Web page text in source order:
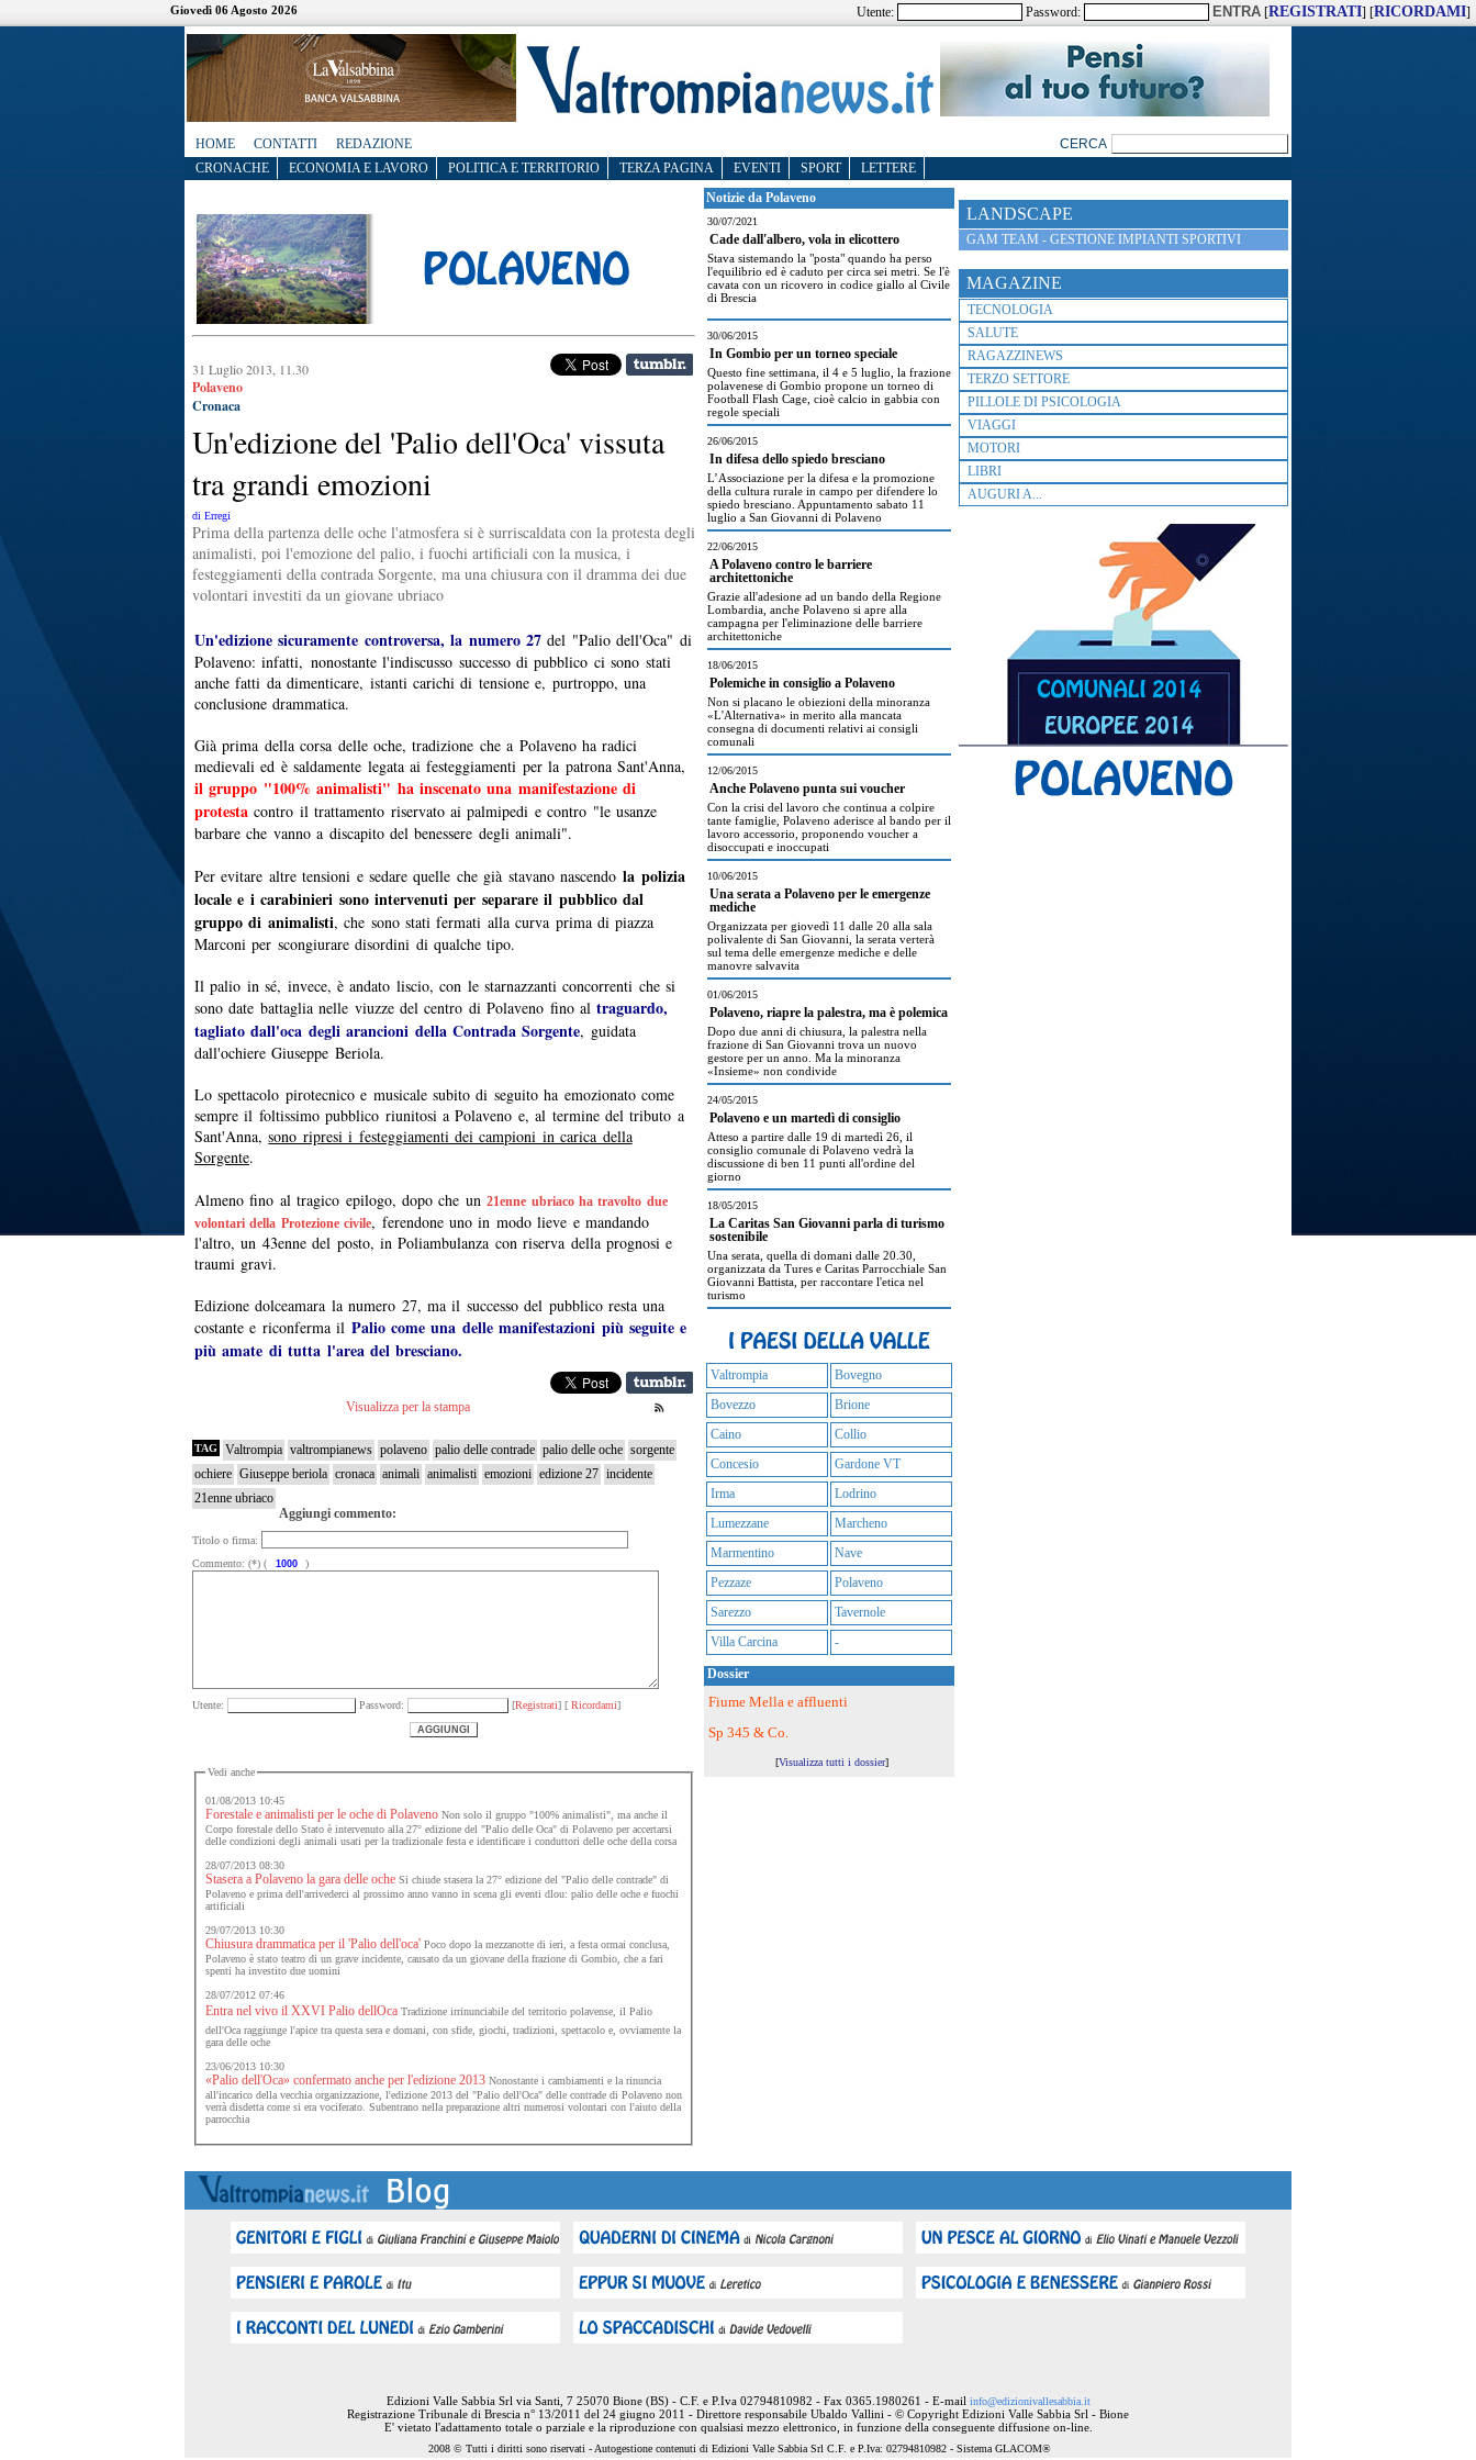
Giovedì 06 Agosto 2026 Utente: Password: [REGISTRATI] [RICORDAMI]
HOME CONTATTI
REDAZIONE
CRONACHE
ECONOMIA E LAVORO POLITICA E TERRITORIO TERZA PAGINA EVENTI SPORT LETTERE
LANDSCAPE
GAM TEAM - GESTIONE IMPIANTI SPORTIVI
MAGAZINE
TECNOLOGIA
SALUTE
RAGAZZINEWS
TERZO SETTORE
PILLOLE DI PSICOLOGIA
VIAGGI
MOTORI
LIBRI
AUGURI A...
31 Luglio 2013, 11.30
Polaveno
Cronaca
Un'edizione del 'Palio dell'Oca' vissuta
tra grandi emozioni
di Erregi
Prima della partenza delle oche l'atmosfera si è surriscaldata con la protesta degli
animalisti, poi l'emozione del palio, i fuochi artificiali con la musica, i
festeggiamenti della contrada Sorgente, ma una chiusura con il dramma dei due
volontari investiti da un giovane ubriaco
Un'edizione sicuramente controversa, la numero 27 del "Palio dell'Oca" di
Polaveno: infatti, nonostante l'indiscusso successo di pubblico ci sono stati
anche fatti da dimenticare, istanti carichi di tensione e, purtroppo, una
conclusione drammatica.
Già prima della corsa delle oche, tradizione che a Polaveno ha radici
medievali ed è saldamente legata ai festeggiamenti per la patrona Sant'Anna,
il gruppo "100% animalisti" ha inscenato una manifestazione di
protesta contro il trattamento riservato ai palmipedi e contro "le usanze
barbare che vanno a discapito del benessere degli animali".
Per evitare altre tensioni e sedare quelle che già stavano nascendo la polizia
locale e i carabinieri sono intervenuti per separare il pubblico dal
gruppo di animalisti, che sono stati fermati alla curva prima di piazza
Marconi per scongiurare disordini di qualche tipo.
Il palio in sé, invece, è andato liscio, con le starnazzanti concorrenti che si
sono date battaglia nelle viuzze del centro di Polaveno fino al traguardo,
tagliato dall'oca degli arancioni della Contrada Sorgente, guidata
dall'ochiere Giuseppe Beriola.
Lo spettacolo pirotecnico e musicale subito di seguito ha emozionato come
sempre il foltissimo pubblico riunitosi a Polaveno e, al termine del tributo a
Sant'Anna,sono ripresi i festeggiamenti dei campioni in carica della
Sorgente.
Almeno fino al tragico epilogo, dopo che un 21enne ubriaco ha travolto due
volontari della Protezione civile, ferendone uno in modo lieve e mandando
l'altro, un 43enne del posto, in Poliambulanza con riserva della prognosi e
traumi gravi.
Edizione dolceamara la numero 27, ma il successo del pubblico resta una
costante e riconferma il Palio come una delle manifestazioni più seguite e
più amate di tutta l'area del bresciano.
Visualizza per la stampa
TAG Valtrompia valtrompianews polaveno palio delle contrade palio delle oche sorgente
ochiere Giuseppe beriola cronaca animali animalisti emozioni edizione 27 incidente
21enne ubriaco
Aggiungi commento:
Titolo o firma:
Commento: (*) (
)
Utente: Password: [Registrati] [ Ricordami]
Vedi anche
01/08/2013 10:45
Forestale e animalisti per le oche di PolavenoNon solo il gruppo "100% animalisti", ma anche il
Corpo forestale dello Stato è intervenuto alla 27° edizione del "Palio delle Oca" di Polaveno per accertarsi
delle condizioni degli animali usati per la tradizionale festa e identificare i conduttori delle oche della corsa
28/07/2013 08:30
Stasera a Polaveno la gara delle ocheSi chiude stasera la 27° edizione del "Palio delle contrade" di
Polaveno e prima dell'arrivederci al prossimo anno vanno in scena gli eventi dlou: palio delle oche e fuochi
artificiali
29/07/2013 10:30
Chiusura drammatica per il 'Palio dell'oca'Poco dopo la mezzanotte di ieri, a festa ormai conclusa,
Polaveno è stato teatro di un grave incidente, causato da un giovane della frazione di Gombio, che a fari
spenti ha investito due uomini
28/07/2012 07:46
Entra nel vivo il XXVI Palio dellOcaTradizione irrinunciabile del territorio polavense, il Palio
dell'Oca raggiunge l'apice tra questa sera e domani, con sfide, giochi, tradizioni, spettacolo e, ovviamente la
gara delle oche
23/06/2013 10:30
«Palio dell'Oca» confermato anche per l'edizione 2013 Nonostante i cambiamenti e la rinuncia
all'incarico della vecchia organizzazione, l'edizione 2013 del "Palio dell'Oca" delle contrade di Polaveno non
verrà disdetta come si era vociferato. Subentrano nella preparazione altri numerosi volontari con l'aiuto della
parrocchia
Notizie da Polaveno
30/07/2021
Cade dall'albero, vola in elicottero
Stava sistemando la "posta" quando ha perso
l'equilibrio ed è caduto per circa sei metri. Se l'è
cavata con un ricovero in codice giallo al Civile
di Brescia
30/06/2015
In Gombio per un torneo speciale
Questo fine settimana, il 4 e 5 luglio, la frazione
polavenese di Gombio propone un torneo di
Football Flash Cage, cioè calcio in gabbia con
regole speciali
26/06/2015
In difesa dello spiedo bresciano
L’Associazione per la difesa e la promozione
della cultura rurale in campo per difendere lo
spiedo bresciano. Appuntamento sabato 11
luglio a San Giovanni di Polaveno
22/06/2015
A Polaveno contro le barriere
architettoniche
Grazie all'adesione ad un bando della Regione
Lombardia, anche Polaveno si apre alla
campagna per l'eliminazione delle barriere
architettoniche
18/06/2015
Polemiche in consiglio a Polaveno
Non si placano le obiezioni della minoranza
«L'Alternativa» in merito alla mancata
consegna di documenti relativi ai consigli
comunali
12/06/2015
Anche Polaveno punta sui voucher
Con la crisi del lavoro che continua a colpire
tante famiglie, Polaveno aderisce al bando per il
lavoro accessorio, proponendo voucher a
disoccupati e inoccupati
10/06/2015
Una serata a Polaveno per le emergenze
mediche
Organizzata per giovedì 11 dalle 20 alla sala
polivalente di San Giovanni, la serata verterà
sul tema delle emergenze mediche e delle
manovre salvavita
01/06/2015
Polaveno, riapre la palestra, ma è polemica
Dopo due anni di chiusura, la palestra nella
frazione di San Giovanni trova un nuovo
gestore per un anno. Ma la minoranza
«Insieme» non condivide
24/05/2015
Polaveno e un martedì di consiglio
Atteso a partire dalle 19 di martedì 26, il
consiglio comunale di Polaveno vedrà la
discussione di ben 11 punti all'ordine del
giorno
18/05/2015
La Caritas San Giovanni parla di turismo
sostenibile
Una serata, quella di domani dalle 20.30,
organizzata da Tures e Caritas Parrocchiale San
Giovanni Battista, per raccontare l'etica nel
turismo
Valtrompia
Bovegno
Bovezzo
Brione
Caino
Collio
Concesio
Gardone VT
Irma
Lodrino
Lumezzane
Marcheno
Marmentino
Nave
Pezzaze
Polaveno
Sarezzo
Tavernole
Villa Carcina
-
Dossier
Fiume Mella e affluenti
Sp 345 & Co.
[Visualizza tutti i dossier]
Edizioni Valle Sabbia Srl via Santi, 7 25070 Bione (BS) - C.F. e P.Iva 02794810982 - Fax 0365.1980261 - E-mail info@edizionivallesabbia.it
Registrazione Tribunale di Brescia n° 13/2011 del 24 giugno 2011 - Direttore responsabile Ubaldo Vallini - © Copyright Edizioni Valle Sabbia Srl - Bione
E' vietato l'adattamento totale o parziale e la riproduzione con qualsiasi mezzo elettronico, in funzione della conseguente diffusione on-line.
2008 © Tutti i diritti sono riservati - Autogestione contenuti di Edizioni Valle Sabbia Srl C.F. e P.Iva: 02794810982 - Sistema GLACOM®